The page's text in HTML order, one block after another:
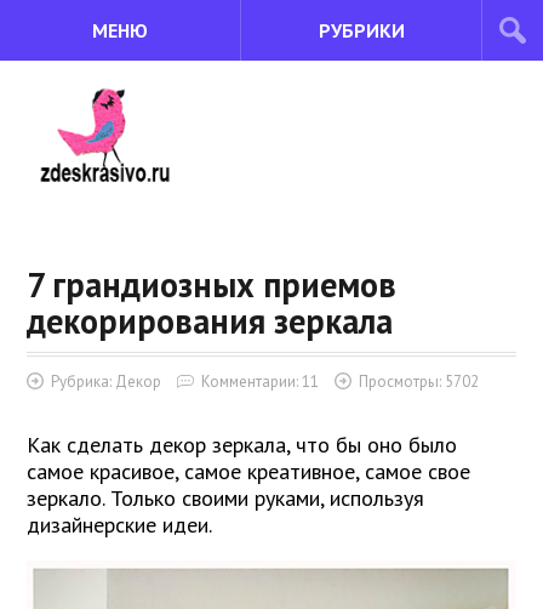
МЕНЮ РУБРИКИ
7 грандиозных приемов
декорирования зеркала
Рубрика: Декор Комментарии: 11 Просмотры: 5702
Как сделать декор зеркала, что бы оно было
самое красивое, самое креативное, самое свое
зеркало. Только своими руками, используя
дизайнерские идеи.